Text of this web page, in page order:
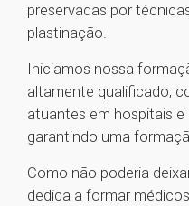
preservadas por
plastinação.
Iniciamos nossa
altamente qualificado,
atuantes em hospitais e
garantindo uma
Como não poderia
dedica a formar